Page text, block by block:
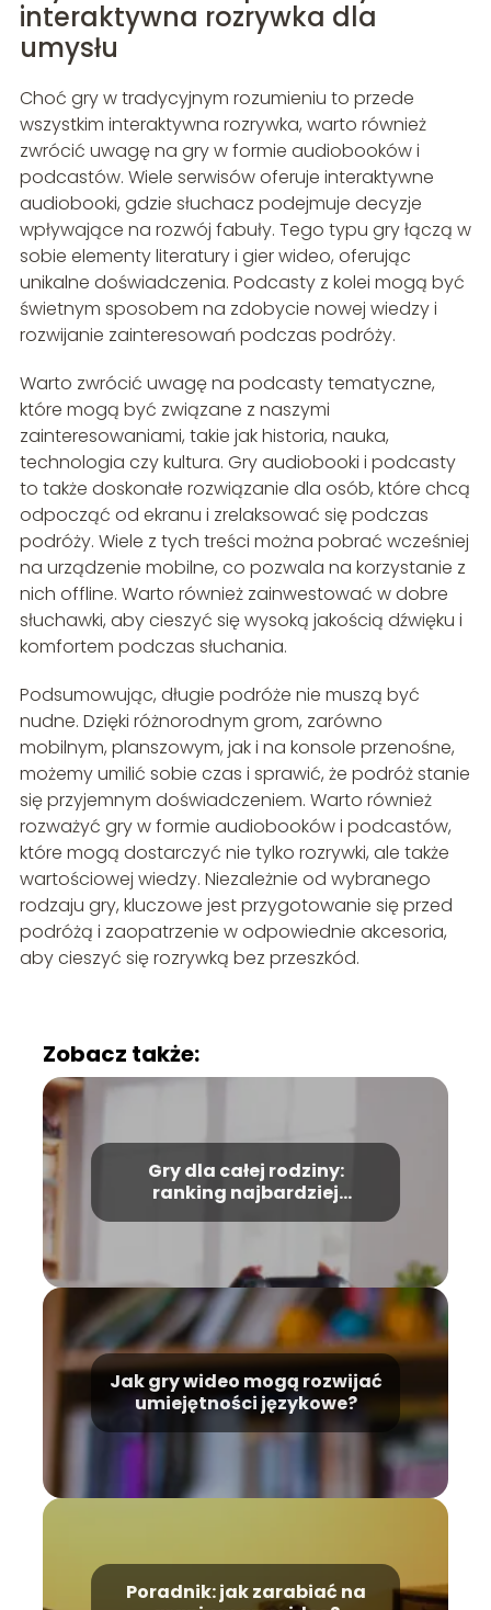
interaktywna rozrywka dla
umysłu
Choć gry w tradycyjnym rozumieniu to przede
wszystkim interaktywna rozrywka, warto również
zwrócić uwagę na gry w formie audiobooków i
podcastów. Wiele serwisów oferuje interaktywne
audiobooki, gdzie słuchacz podejmuje decyzje
wpływające na rozwój fabuły. Tego typu gry łączą w
sobie elementy literatury i gier wideo, oferując
unikalne doświadczenia. Podcasty z kolei mogą być
świetnym sposobem na zdobycie nowej wiedzy i
rozwijanie zainteresowań podczas podróży.
Warto zwrócić uwagę na podcasty tematyczne,
które mogą być związane z naszymi
zainteresowaniami, takie jak historia, nauka,
technologia czy kultura. Gry audiobooki i podcasty
to także doskonałe rozwiązanie dla osób, które chcą
odpocząć od ekranu i zrelaksować się podczas
podróży. Wiele z tych treści można pobrać wcześniej
na urządzenie mobilne, co pozwala na korzystanie z
nich offline. Warto również zainwestować w dobre
słuchawki, aby cieszyć się wysoką jakością dźwięku i
komfortem podczas słuchania.
Podsumowując, długie podróże nie muszą być
nudne. Dzięki różnorodnym grom, zarówno
mobilnym, planszowym, jak i na konsole przenośne,
możemy umilić sobie czas i sprawić, że podróż stanie
się przyjemnym doświadczeniem. Warto również
rozważyć gry w formie audiobooków i podcastów,
które mogą dostarczyć nie tylko rozrywki, ale także
wartościowej wiedzy. Niezależnie od wybranego
rodzaju gry, kluczowe jest przygotowanie się przed
podróżą i zaopatrzenie w odpowiednie akcesoria,
aby cieszyć się rozrywką bez przeszkód.
Zobacz także:
Gry dla całej rodziny:
ranking najbardziej
Jak gry wideo mogą rozwijać
umiejętności językowe?
Poradnik: jak zarabiać na